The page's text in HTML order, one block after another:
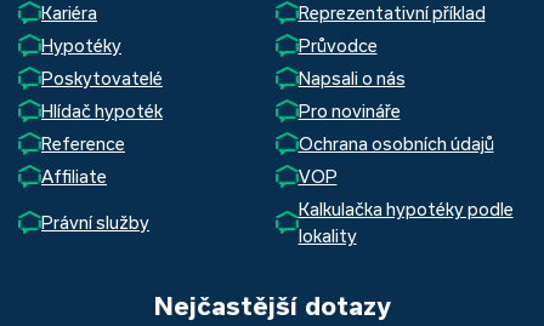
Kariéra
Reprezentativní příklad
Hypotéky
Průvodce
Poskytovatelé
Napsali o nás
Hlídač hypoték
Pro novináře
Reference
Ochrana osobních údajů
Affiliate
VOP
Právní služby
Kalkulačka hypotéky podle
lokality
Nejčastější dotazy